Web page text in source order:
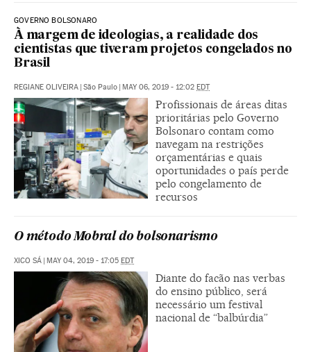
GOVERNO BOLSONARO
À margem de ideologias, a realidade dos
cientistas que tiveram projetos congelados no
Brasil
REGIANE OLIVEIRA | São Paulo | MAY 06, 2019 - 12:02 EDT
Profissionais de áreas ditas
prioritárias pelo Governo
Bolsonaro contam como
navegam na restrições
orçamentárias e quais
oportunidades o país perde
pelo congelamento de
recursos
O método Mobral do bolsonarismo
XICO SÁ | MAY 04, 2019 - 17:05 EDT
Diante do facão nas verbas
do ensino público, será
necessário um festival
nacional de “balbúrdia”